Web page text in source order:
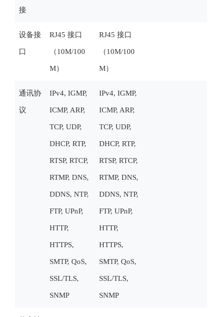
接
设备接
口
RJ45 接口
（10M/100
M）
RJ45 接口
（10M/100
M）
通讯协
议
IPv4, IGMP,
ICMP, ARP,
TCP, UDP,
DHCP, RTP,
RTSP, RTCP,
RTMP, DNS,
DDNS, NTP,
FTP, UPnP,
HTTP,
HTTPS,
SMTP, QoS,
SSL/TLS,
SNMP
IPv4, IGMP,
ICMP, ARP,
TCP, UDP,
DHCP, RTP,
RTSP, RTCP,
RTMP, DNS,
DDNS, NTP,
FTP, UPnP,
HTTP,
HTTPS,
SMTP, QoS,
SSL/TLS,
SNMP